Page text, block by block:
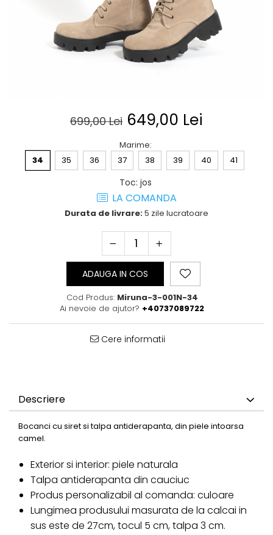
699,00 Lei 649,00 Lei
Marime:
34
35 36 37 38 39 40 41
Toc: jos
LA COMANDA
Durata de livrare:5 zile lucratoare
ADAUGA IN COS
Cod Produs: Miruna-3-001N-34
Ai nevoie de ajutor? +40737089722
Cere informatii
Descriere
Bocanci cu siret si talpa antiderapanta, din piele intoarsa
camel.
Exterior si interior: piele naturala
Talpa antiderapanta din cauciuc
Produs personalizabil al comanda: culoare
Lungimea produsului masurata de la calcai in
sus este de 27cm, tocul 5 cm, talpa 3 cm.